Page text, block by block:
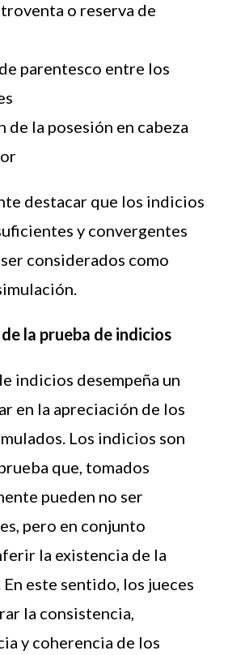
o reserva de
parentesco entre los
de la posesión en cabeza
destacar que los indicios
y convergentes
considerados como
la prueba de indicios
indicios desempeña un
en la apreciación de los
Los indicios son
que, tomados
pueden no ser
pero en conjunto
la existencia de la
este sentido, los jueces
la consistencia,
y coherencia de los